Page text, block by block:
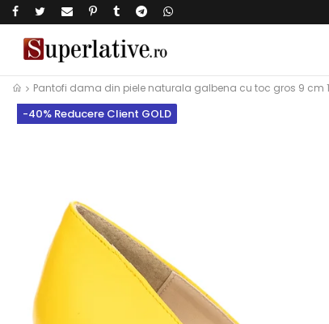
Pantofi dama din piele naturala galbena cu toc gros 9 cm
-40% Reducere Client GOLD